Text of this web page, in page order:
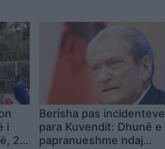
i
2
Berisha pas incidenteve
para Kuvendit: Dhunë e
papranueshme ndaj